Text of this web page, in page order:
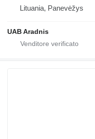
Lituania, Panevėžys
UAB Aradnis